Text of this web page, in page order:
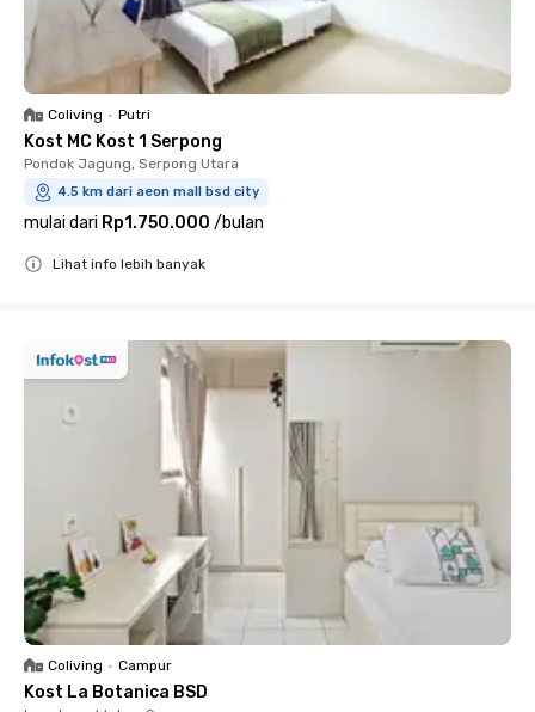
Coliving • Putri
Kost MC Kost 1 Serpong
Pondok Jagung, Serpong Utara
4.5 km dari aeon mall bsd city
mulai dari Rp1.750.000 /bulan
Lihat info lebih banyak
Coliving • Campur
Kost La Botanica BSD